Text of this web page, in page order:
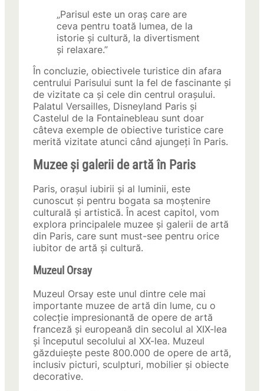
„Parisul este un oraș care are
ceva pentru toată lumea, de la
istorie și cultură, la divertisment
și relaxare.”
În concluzie, obiectivele turistice din afara
centrului Parisului sunt la fel de fascinante și
de vizitate ca și cele din centrul orașului.
Palatul Versailles, Disneyland Paris și
Castelul de la Fontainebleau sunt doar
câteva exemple de obiective turistice care
merită vizitate atunci când ajungeți în Paris.
Muzee și galerii de artă în Paris
Paris, orașul iubirii și al luminii, este
cunoscut și pentru bogata sa moștenire
culturală și artistică. În acest capitol, vom
explora principalele muzee și galerii de artă
din Paris, care sunt must-see pentru orice
iubitor de artă și cultură.
Muzeul Orsay
Muzeul Orsay este unul dintre cele mai
importante muzee de artă din lume, cu o
colecție impresionantă de opere de artă
franceză și europeană din secolul al XIX-lea
și începutul secolului al XX-lea. Muzeul
găzduiește peste 800.000 de opere de artă,
inclusiv picturi, sculpturi, mobilier și obiecte
decorative.